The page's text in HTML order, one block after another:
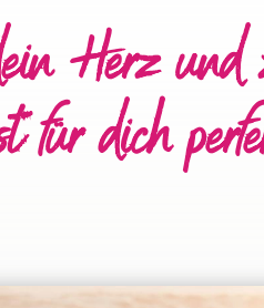
Herz und
für dich